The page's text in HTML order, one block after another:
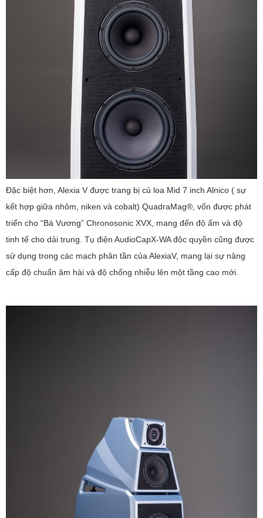
Đặc biệt hơn, Alexia V được trang bị củ loa Mid 7 inch Alnico ( sự
kết hợp giữa nhôm, niken và cobalt) QuadraMag®, vốn được phát
triển cho “Bá Vương” Chronosonic XVX, mang đến độ ấm và độ
tinh tế cho dải trung. Tụ điện AudioCapX-WA độc quyền cũng được
sử dụng trong các mạch phân tần của AlexiaV, mang lại sự nâng
cấp độ chuẩn âm hài và độ chống nhiễu lên một tầng cao mới.